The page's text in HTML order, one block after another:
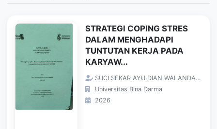
STRATEGI COPING STRES
DALAM MENGHADAPI
TUNTUTAN KERJA PADA
KARYAW...
SUCI SEKAR AYU DIAN WALANDARI;
Universitas Bina Darma
2026